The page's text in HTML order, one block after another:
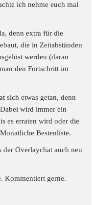
ich nehme euch mal
denn extra für die
die in Zeitabständen
werden (daran
den Fortschritt im
sich etwas getan, denn
wird immer ein
es erraten wird oder die
Bestenliste.
der Overlaychat auch neu
Kommentiert gerne.